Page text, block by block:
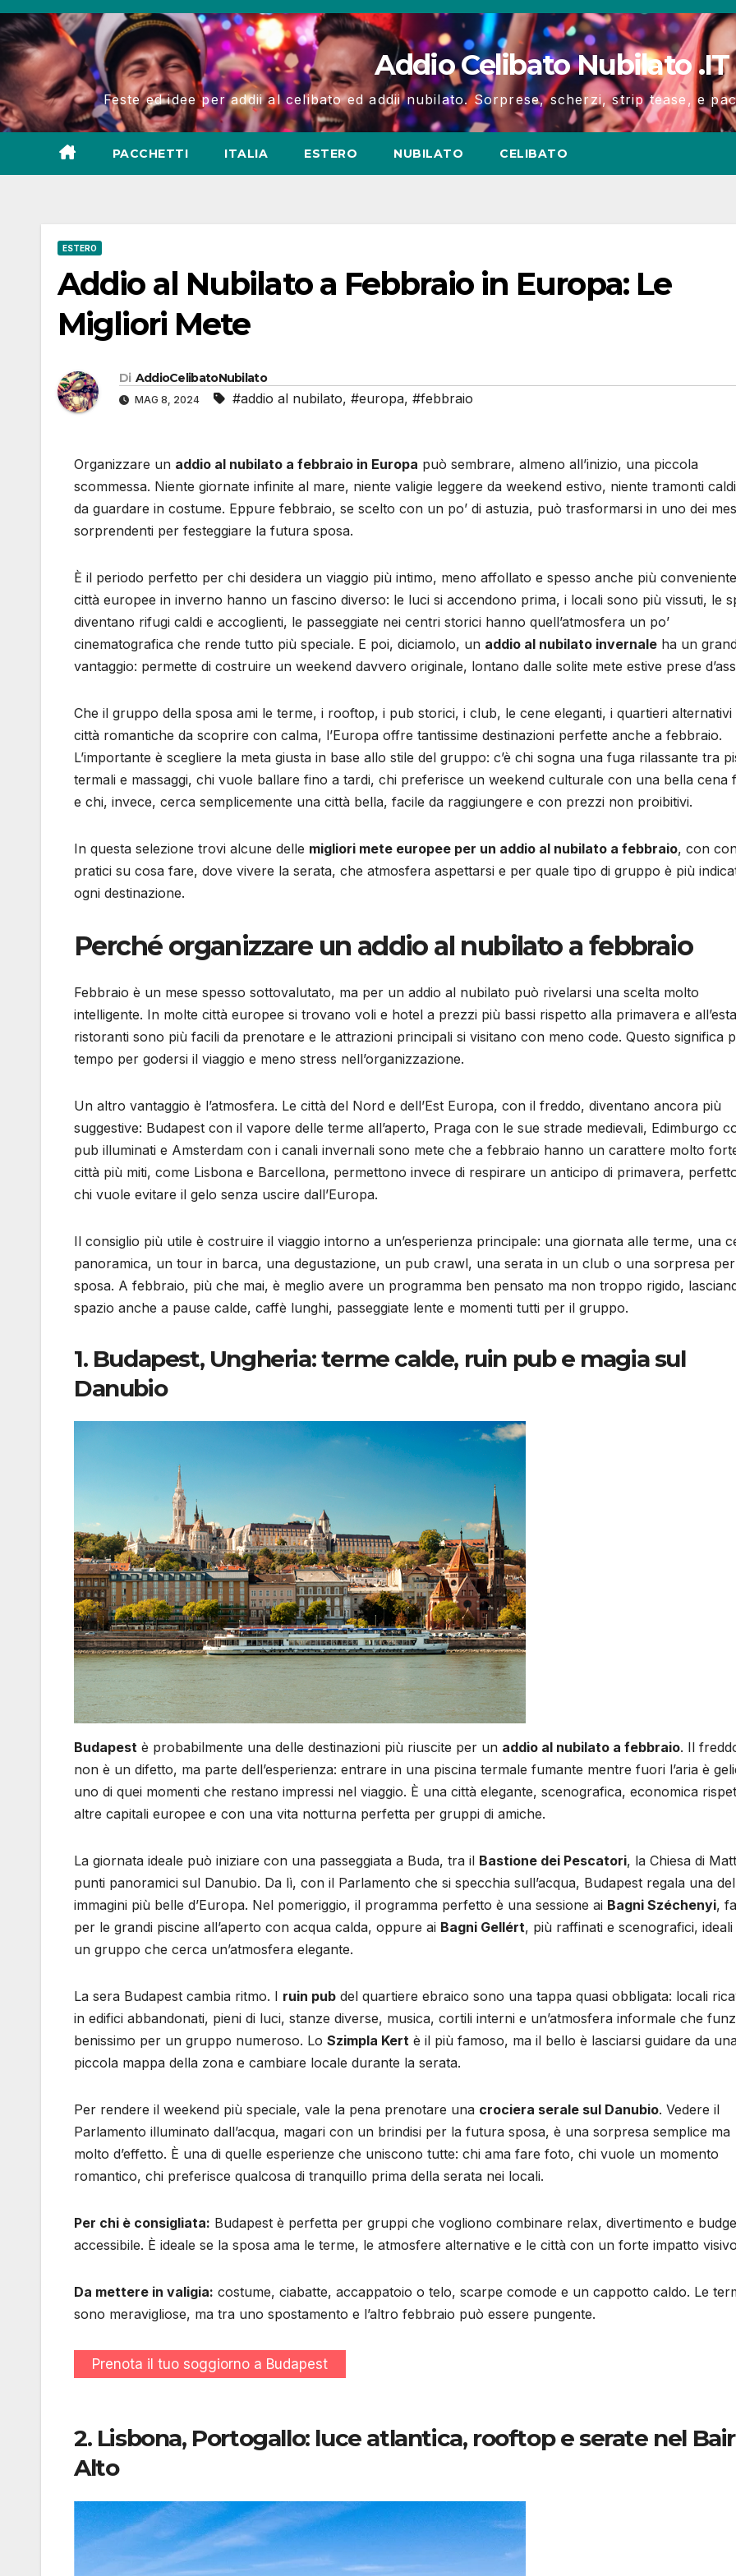
Salta
al
contenuto
Addio Celibato Nubilato .IT
Feste ed idee per addii al celibato ed addii nubilato. Sorprese, scherzi, strip tease, e
PACCHETTI ITALIA ESTERO NUBILATO CELIBATO
ESTERO
Addio al Nubilato a Febbraio in Europa: Le
Migliori Mete
Di AddioCelibatoNubilato
MAG 8, 2024 #addio al nubilato, #europa, #febbraio
Organizzare un addio al nubilato a febbraio in Europa può sembrare, almeno all’inizio, una piccola
scommessa. Niente giornate infinite al mare, niente valigie leggere da weekend estivo, niente tramonti
da guardare in costume. Eppure febbraio, se scelto con un po’ di astuzia, può trasformarsi in uno dei
sorprendenti per festeggiare la futura sposa.
È il periodo perfetto per chi desidera un viaggio più intimo, meno affollato e spesso anche più
città europee in inverno hanno un fascino diverso: le luci si accendono prima, i locali sono più vissuti, le
diventano rifugi caldi e accoglienti, le passeggiate nei centri storici hanno quell’atmosfera un po’
cinematografica che rende tutto più speciale. E poi, diciamolo, un addio al nubilato invernale ha un
vantaggio: permette di costruire un weekend davvero originale, lontano dalle solite mete estive prese
Che il gruppo della sposa ami le terme, i rooftop, i pub storici, i club, le cene eleganti, i quartieri alternativi
città romantiche da scoprire con calma, l’Europa offre tantissime destinazioni perfette anche a febbraio.
L’importante è scegliere la meta giusta in base allo stile del gruppo: c’è chi sogna una fuga rilassante tra
termali e massaggi, chi vuole ballare fino a tardi, chi preferisce un weekend culturale con una bella cena
e chi, invece, cerca semplicemente una città bella, facile da raggiungere e con prezzi non proibitivi.
In questa selezione trovi alcune delle migliori mete europee per un addio al nubilato a febbraio, con
pratici su cosa fare, dove vivere la serata, che atmosfera aspettarsi e per quale tipo di gruppo è più
ogni destinazione.
Perché organizzare un addio al nubilato a febbraio
Febbraio è un mese spesso sottovalutato, ma per un addio al nubilato può rivelarsi una scelta molto
intelligente. In molte città europee si trovano voli e hotel a prezzi più bassi rispetto alla primavera e
ristoranti sono più facili da prenotare e le attrazioni principali si visitano con meno code. Questo significa
tempo per godersi il viaggio e meno stress nell’organizzazione.
Un altro vantaggio è l’atmosfera. Le città del Nord e dell’Est Europa, con il freddo, diventano ancora più
suggestive: Budapest con il vapore delle terme all’aperto, Praga con le sue strade medievali, Edimburgo
pub illuminati e Amsterdam con i canali invernali sono mete che a febbraio hanno un carattere molto
città più miti, come Lisbona e Barcellona, permettono invece di respirare un anticipo di primavera,
chi vuole evitare il gelo senza uscire dall’Europa.
Il consiglio più utile è costruire il viaggio intorno a un’esperienza principale: una giornata alle terme, una
panoramica, un tour in barca, una degustazione, un pub crawl, una serata in un club o una sorpresa
sposa. A febbraio, più che mai, è meglio avere un programma ben pensato ma non troppo rigido,
spazio anche a pause calde, caffè lunghi, passeggiate lente e momenti tutti per il gruppo.
1. Budapest, Ungheria: terme calde, ruin pub e magia sul
Danubio
Budapest è probabilmente una delle destinazioni più riuscite per un addio al nubilato a febbraio. Il
non è un difetto, ma parte dell’esperienza: entrare in una piscina termale fumante mentre fuori l’aria è
uno di quei momenti che restano impressi nel viaggio. È una città elegante, scenografica, economica
altre capitali europee e con una vita notturna perfetta per gruppi di amiche.
La giornata ideale può iniziare con una passeggiata a Buda, tra il Bastione dei Pescatori, la Chiesa di
punti panoramici sul Danubio. Da lì, con il Parlamento che si specchia sull’acqua, Budapest regala una
immagini più belle d’Europa. Nel pomeriggio, il programma perfetto è una sessione ai Bagni Széchenyi,
per le grandi piscine all’aperto con acqua calda, oppure ai Bagni Gellért, più raffinati e scenografici,
un gruppo che cerca un’atmosfera elegante.
La sera Budapest cambia ritmo. I ruin pub del quartiere ebraico sono una tappa quasi obbligata: locali
in edifici abbandonati, pieni di luci, stanze diverse, musica, cortili interni e un’atmosfera informale che
benissimo per un gruppo numeroso. Lo Szimpla Kert è il più famoso, ma il bello è lasciarsi guidare da
piccola mappa della zona e cambiare locale durante la serata.
Per rendere il weekend più speciale, vale la pena prenotare una crociera serale sul Danubio. Vedere il
Parlamento illuminato dall’acqua, magari con un brindisi per la futura sposa, è una sorpresa semplice ma
molto d’effetto. È una di quelle esperienze che uniscono tutte: chi ama fare foto, chi vuole un momento
romantico, chi preferisce qualcosa di tranquillo prima della serata nei locali.
Per chi è consigliata: Budapest è perfetta per gruppi che vogliono combinare relax, divertimento e
accessibile. È ideale se la sposa ama le terme, le atmosfere alternative e le città con un forte impatto
Da mettere in valigia: costume, ciabatte, accappatoio o telo, scarpe comode e un cappotto caldo. Le
sono meravigliose, ma tra uno spostamento e l’altro febbraio può essere pungente.
Prenota il tuo soggiorno a Budapest
2. Lisbona, Portogallo: luce atlantica, rooftop e serate nel
Alto